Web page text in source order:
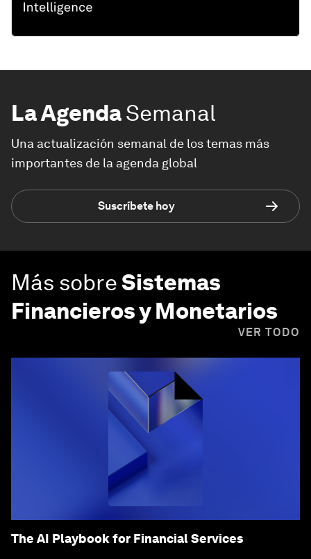
La AgendaSemanal
Una actualización semanal de los temas más
importantes de la agenda global
Suscríbete hoy
Más sobreSistemas
Financieros y Monetarios
VER TODO
The AI Playbook for Financial Services